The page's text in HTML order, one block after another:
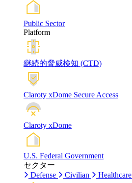
Public Sector
Platform
継続的脅威検知 (CTD)
Claroty xDome Secure Access
Claroty xDome
U.S. Federal Government
セクター
Defense
Civilian Healthcare